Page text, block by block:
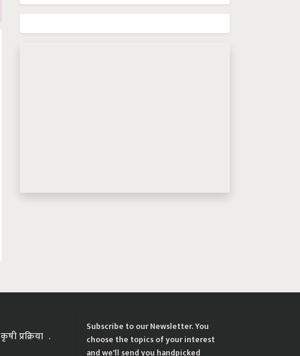
कृषी प्रक्रिया
Subscribe to our Newsletter. You
choose the topics of your interest
and we'll send you handpicked